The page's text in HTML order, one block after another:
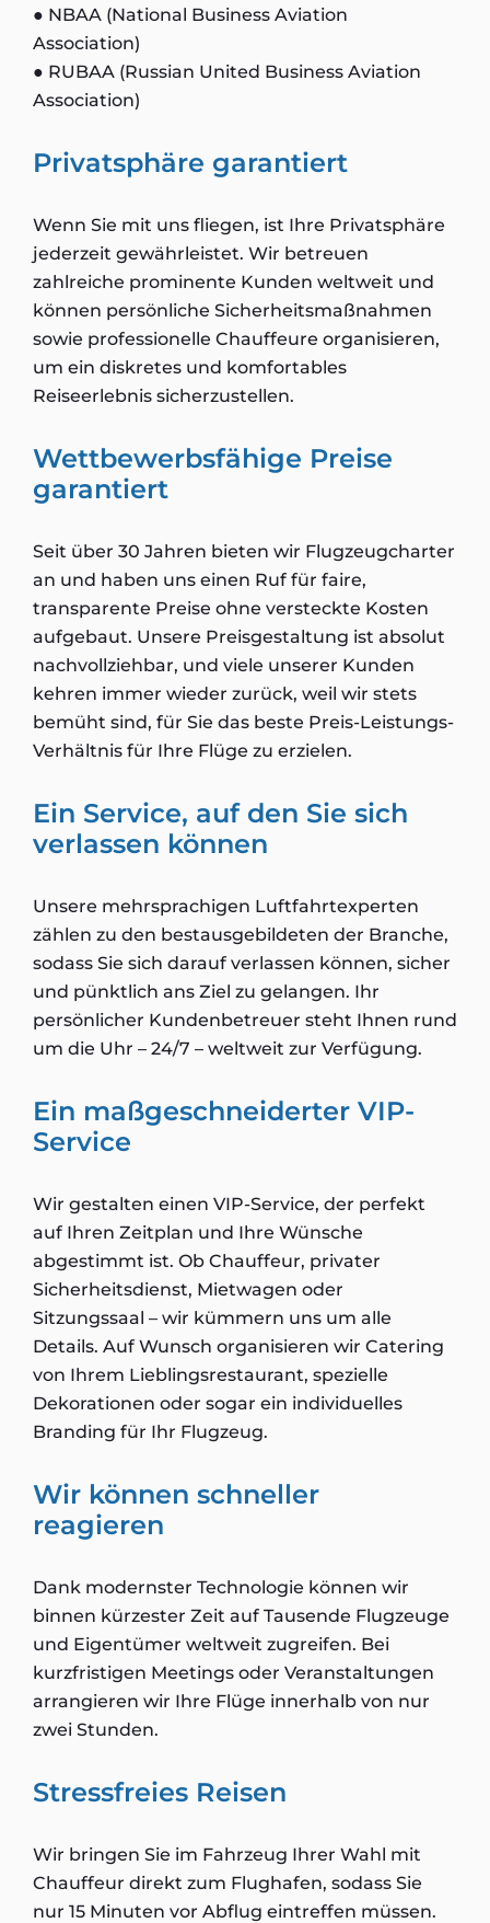
● NBAA (National Business Aviation
Association)
● RUBAA (Russian United Business Aviation
Association)
Privatsphäre garantiert
Wenn Sie mit uns fliegen, ist Ihre Privatsphäre
jederzeit gewährleistet. Wir betreuen
zahlreiche prominente Kunden weltweit und
können persönliche Sicherheitsmaßnahmen
sowie professionelle Chauffeure organisieren,
um ein diskretes und komfortables
Reiseerlebnis sicherzustellen.
Wettbewerbsfähige Preise
garantiert
Seit über 30 Jahren bieten wir Flugzeugcharter
an und haben uns einen Ruf für faire,
transparente Preise ohne versteckte Kosten
aufgebaut. Unsere Preisgestaltung ist absolut
nachvollziehbar, und viele unserer Kunden
kehren immer wieder zurück, weil wir stets
bemüht sind, für Sie das beste Preis-Leistungs-
Verhältnis für Ihre Flüge zu erzielen.
Ein Service, auf den Sie sich
verlassen können
Unsere mehrsprachigen Luftfahrtexperten
zählen zu den bestausgebildeten der Branche,
sodass Sie sich darauf verlassen können, sicher
und pünktlich ans Ziel zu gelangen. Ihr
persönlicher Kundenbetreuer steht Ihnen rund
um die Uhr – 24/7 – weltweit zur Verfügung.
Ein maßgeschneiderter VIP-
Service
Wir gestalten einen VIP-Service, der perfekt
auf Ihren Zeitplan und Ihre Wünsche
abgestimmt ist. Ob Chauffeur, privater
Sicherheitsdienst, Mietwagen oder
Sitzungssaal – wir kümmern uns um alle
Details. Auf Wunsch organisieren wir Catering
von Ihrem Lieblingsrestaurant, spezielle
Dekorationen oder sogar ein individuelles
Branding für Ihr Flugzeug.
Wir können schneller
reagieren
Dank modernster Technologie können wir
binnen kürzester Zeit auf Tausende Flugzeuge
und Eigentümer weltweit zugreifen. Bei
kurzfristigen Meetings oder Veranstaltungen
arrangieren wir Ihre Flüge innerhalb von nur
zwei Stunden.
Stressfreies Reisen
Wir bringen Sie im Fahrzeug Ihrer Wahl mit
Chauffeur direkt zum Flughafen, sodass Sie
nur 15 Minuten vor Abflug eintreffen müssen.